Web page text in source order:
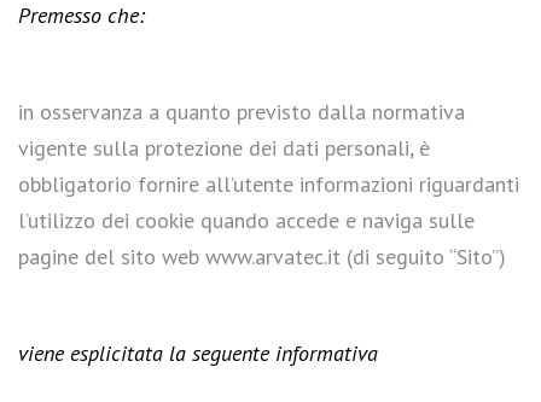
Premesso che:
in osservanza a quanto previsto dalla normativa
vigente sulla protezione dei dati personali, è
obbligatorio fornire all’utente informazioni riguardanti
l’utilizzo dei cookie quando accede e naviga sulle
pagine del sito web www.arvatec.it (di seguito “Sito”)
viene esplicitata la seguente informativa